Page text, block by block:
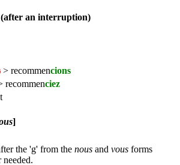
an interruption)
> recommencions
recommenciez
]
the 'g' from the nous and vous forms
needed.